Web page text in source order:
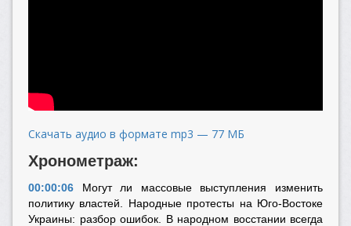
Скачать аудио в формате mp3 — 77 МБ
Хронометраж:
00:00:06 Могут ли массовые выступления изменить
политику властей. Народные протесты на Юго-Востоке
Украины: разбор ошибок. В народном восстании всегда